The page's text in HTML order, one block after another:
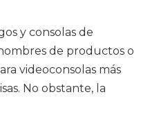
y consolas de
de productos o
videoconsolas más
No obstante, la